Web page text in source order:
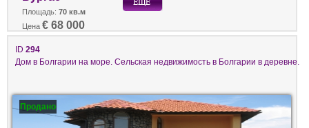
Площадь: 70 кв.м
Цена € 68 000
ID 294
Дом в Болгарии на море. Сельская недвижимость в Болгарии в деревне.
Продано